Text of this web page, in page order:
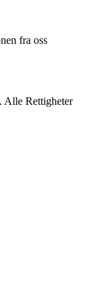
fra oss
Alle Rettigheter